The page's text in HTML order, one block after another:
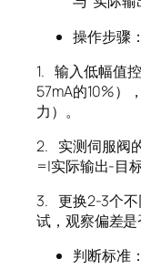
操作步骤：
1. 输入低幅值
57mA的10%）
力）。
2. 实测伺服阀
=|实际输出-目
3. 更换2-3个不
试，观察偏差是
判断标准：